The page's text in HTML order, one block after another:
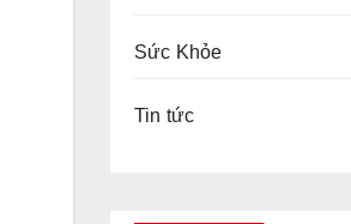
Sức Khỏe
Tin tức